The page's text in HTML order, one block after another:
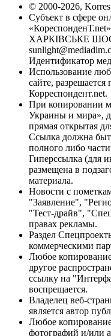
© 2000-2026,
Субъект в сфере
ХАРКІВСЬКЕ
Идентификатор
Использование
сайте,
Корреспондент.net.
При копировании
Украины и мира»,
прямая открытая
Ссылка должна
полного либо
Гиперссылка (для
размещена в
материала.
Новости с
"Заявление",
"Тест-драйв",
правах рекламы.
Раздел
коммерческими
Любое
другое
ссылку на
воспрещается.
Владелец веб-
является автор
Любое
фотографий и/или